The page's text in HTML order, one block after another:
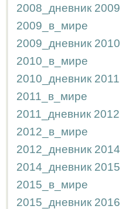
2008_дневник 2009
2009_в_мире
2009_дневник 2010
2010_в_мире
2010_дневник 2011
2011_в_мире
2011_дневник 2012
2012_в_мире
2012_дневник 2014
2014_дневник 2015
2015_в_мире
2015_дневник 2016